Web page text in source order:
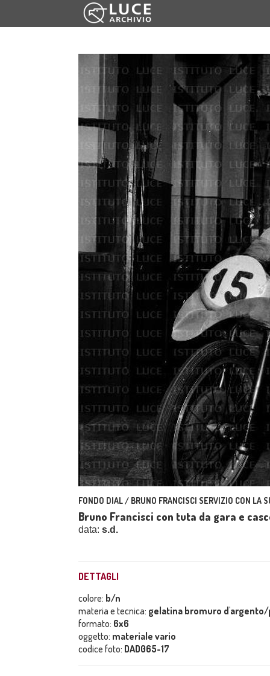
FONDO DIAL / BRUNO FRANCISCI SERVIZIO CON LA
Bruno Francisci con tuta da gara e
data: s.d.
DETTAGLI
colore: b/n
materia e tecnica: gelatina bromuro
formato: 6x6
oggetto: materiale vario
codice foto: DAD065-17